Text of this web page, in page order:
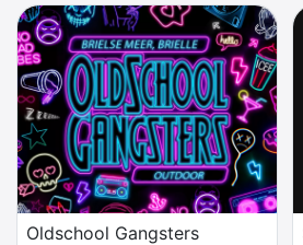
Oldschool Gangsters